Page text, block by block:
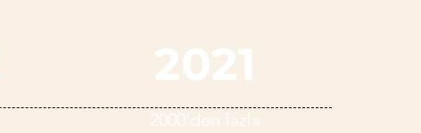
2021
2000'den fazla